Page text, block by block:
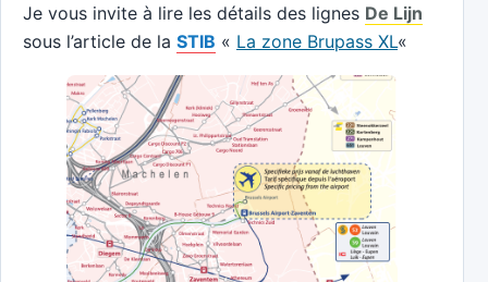
Je vous invite à lire les détails des lignes De Lijn
sous l’article de la STIB « La zone Brupass XL«